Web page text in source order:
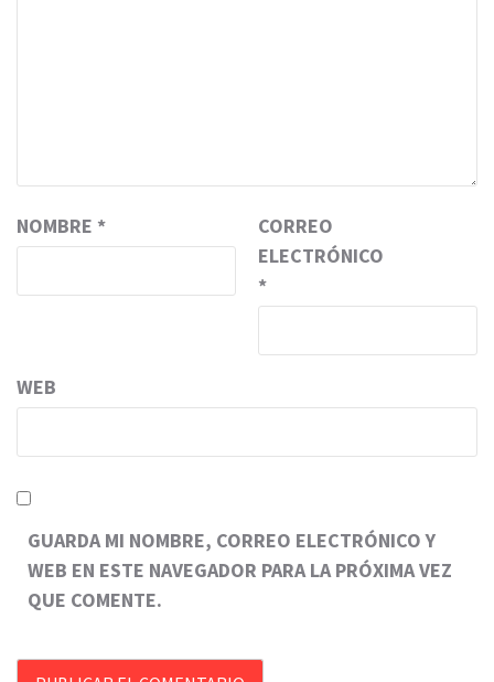
NOMBRE *
CORREO
ELECTRÓNICO
*
WEB
GUARDA MI NOMBRE, CORREO ELECTRÓNICO Y
WEB EN ESTE NAVEGADOR PARA LA PRÓXIMA VEZ
QUE COMENTE.